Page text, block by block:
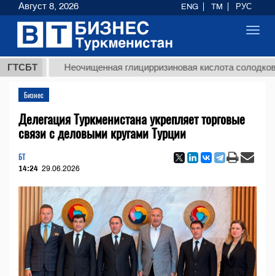
ГТСБТНеочищенная глицирризиновая кислота солодкового
Бизнес
Делегация Туркменистана укрепляет торговые
связи с деловыми кругами Турции
БТ
14:24 29.06.2026
Август 8, 2026 ENG TM РУС